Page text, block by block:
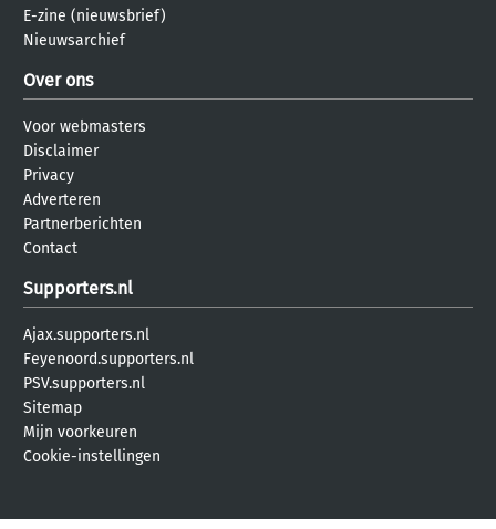
E-zine (nieuwsbrief)
Nieuwsarchief
Over ons
Voor webmasters
Disclaimer
Privacy
Adverteren
Partnerberichten
Contact
Supporters.nl
Ajax.supporters.nl
Feyenoord.supporters.nl
PSV.supporters.nl
Sitemap
Mijn voorkeuren
Cookie-instellingen